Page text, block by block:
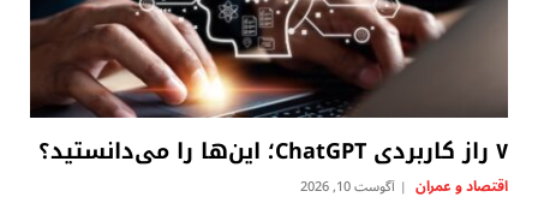
۷ راز کاربردی ChatGPT؛ این‌ها را می‌دانستید؟
اقتصاد و عمران آگوست 10, 2026